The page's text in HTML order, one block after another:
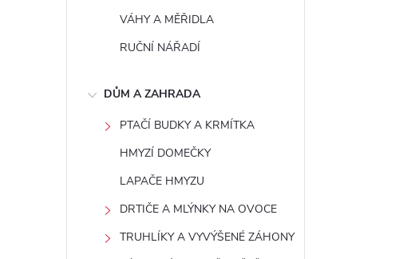
VÁHY A MĚŘIDLA
RUČNÍ NÁŘADÍ
DŮM A ZAHRADA
PTAČÍ BUDKY A KRMÍTKA
HMYZÍ DOMEČKY
LAPAČE HMYZU
DRTIČE A MLÝNKY NA OVOCE
TRUHLÍKY A VYVÝŠENÉ ZÁHONY